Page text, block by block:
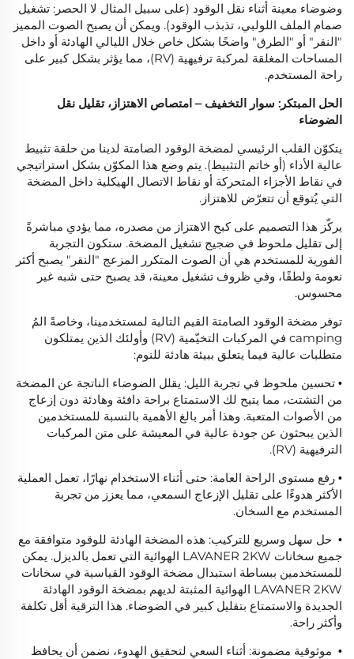
وضوضاء معينة أثناء نقل الوقود (على سبيل المثال لا الحصر: تشغيل
صمام الملف اللولبي، تذبذب الوقود). ويمكن أن يصبح الصوت المميز
"النقر" أو "الطرق" واضحًا بشكل خاص خلال الليالي الهادئة أو داخل
المساحات المغلقة لمركبة ترفيهية (RV)، مما يؤثر بشكل كبير على
راحة المستخدم.
الحل المبتكر: سوار التخفيف – امتصاص الاهتزاز، تقليل نقل
الضوضاء
يتكوّن القلب الرئيسي لمضخة الوقود الصامتة لدينا من حلقة تثبيط
عالية الأداء (أو خاتم التثبيط). يتم وضع هذا المكوّن بشكل استراتيجي
في نقاط الأجزاء المتحركة أو نقاط الاتصال الهيكلية داخل المضخة
التي يُتوقع أن تتعرّض للاهتزاز.
يركّز هذا التصميم على كبح الاهتزاز من مصدره، مما يؤدي مباشرةً
إلى تقليل ملحوظ في ضجيج تشغيل المضخة. ستكون التجربة
الفورية للمستخدم هي أن الصوت المتكرر المزعج "النقر" يصبح أكثر
نعومة ولطفًا، وفي ظروف تشغيل معينة، قد يصبح حتى شبه غير
محسوس.
توفر مضخة الوقود الصامتة القيم التالية لمستخدمينا، وخاصةً المُ
camping في المركبات التخيّمية (RV) وأولئك الذين يمتلكون
متطلبات عالية فيما يتعلق ببيئة هادئة للنوم:
• تحسين ملحوظ في تجربة الليل: يقلل الضوضاء الناتجة عن المضخة
من التشتت، مما يتيح لك الاستمتاع براحة دافئة وهادئة دون إزعاج
من الأصوات المتعبة. وهذا أمر بالغ الأهمية بالنسبة للمستخدمين
الذين يبحثون عن جودة عالية في المعيشة على متن المركبات
الترفيهية (RV).
• رفع مستوى الراحة العامة: حتى أثناء الاستخدام نهارًا، تعمل العملية
الأكثر هدوءًا على تقليل الإزعاج السمعي، مما يعزز من تجربة
المستخدم مع السخان.
• حل سهل وسريع للتركيب: هذه المضخة الهادئة للوقود متوافقة مع
جميع سخانات LAVANER 2KW الهوائية التي تعمل بالديزل. يمكن
للمستخدمين ببساطة استبدال مضخة الوقود القياسية في سخانات
LAVANER 2KW الهوائية المثبتة لديهم بمضخة الوقود الهادئة
الجديدة والاستمتاع بتقليل كبير في الضوضاء. هذا الترقية أقل تكلفة
وأكثر راحة.
• موثوقية مضمونة: أثناء السعي لتحقيق الهدوء، نضمن أن يحافظ